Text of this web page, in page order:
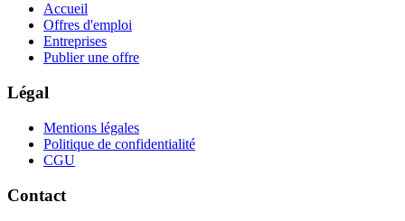
Accueil
Offres d'emploi
Entreprises
Publier une offre
Légal
Mentions légales
Politique de confidentialité
CGU
Contact